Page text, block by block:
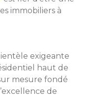
immobiliers à
exigeante
haut de
mesure fondé
de